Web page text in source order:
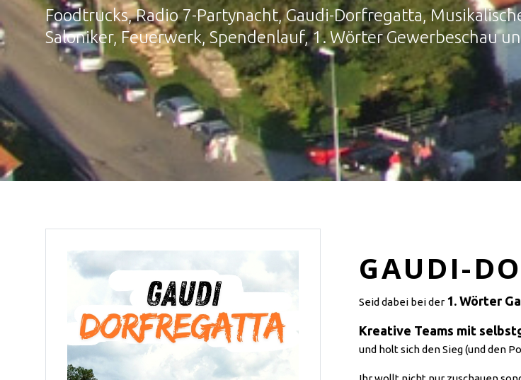
Foodtrucks, Radio 7-Partynacht, Gaudi-Dorfregatta,
Saloniker, Feuerwerk, Spendenlauf, 1. Wörter Gewerbeschau
GAUDI-
Seid dabei bei der 1. Wörter
Kreative Teams mit
und holt sich den Sieg (und den